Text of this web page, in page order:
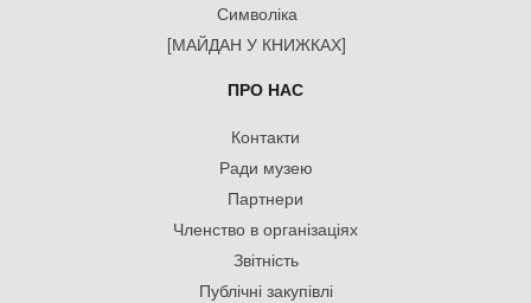
Символіка
[МАЙДАН У КНИЖКАХ]
ПРО НАС
Контакти
Ради музею
Партнери
Членство в організаціях
Звітність
Публічні закупівлі